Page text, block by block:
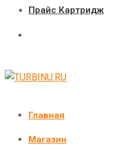
Прайс Картридж
Главная
Магазин